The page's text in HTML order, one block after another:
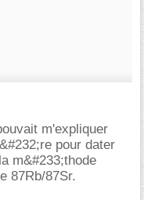
m'expliquer
pour dater
m&#233;thode
87Rb/87Sr.